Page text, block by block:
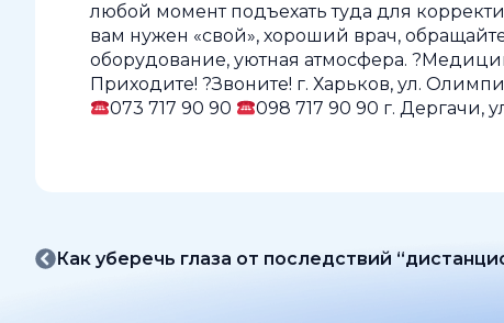
любой момент подъехать туда для
вам нужен «свой», хороший врач,
оборудование, уютная атмосфера.
Приходите! ?Звоните! г. Харьков, ул.
073 717 90 90
098 717 90 90 г. Дергачи,
Как уберечь глаза от последствий